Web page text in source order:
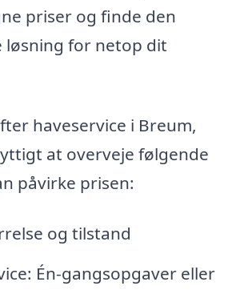
priser og finde den
løsning for netop dit
haveservice i Breum,
at overveje følgende
påvirke prisen:
og tilstand
Én-gangsopgaver eller